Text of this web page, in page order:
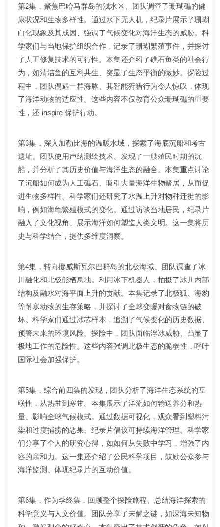
第2集，聚焦巴哈马群岛的浅水区、团队调查了珊瑚礁的健
康状况和生物多样性。通过水下无人机，纪录片展示了珊瑚
白化现象及其成因、强调了气候变化对海洋生态的威胁。科
学家们与当地保护组织合作，记录了珊瑚繁殖事件，并探讨
了人工修复技术的可行性。本集还介绍了礁石鱼类的社会行
为，如清洁鱼的互利共生、突显了生态平衡的微妙。探险过
程中，团队偶遇一群海豚、其智能狩猎行为令人惊叹，体现
了海洋动物的适应性。这些内容不仅教育公众珊瑚礁的重要
性，还 inspire 保护行动。
第3集，深入加勒比海的温暖水域，探索了海底沉船和考古
遗址。团队使用声纳测绘技术、发现了一艘殖民时期的沉
船，并分析了其历史价值与海洋生态的融合。本集重点讨论
了沉船如何成为人工礁石、吸引大量海洋生物聚居，从而促
进生物多样性。科学家们还研究了水温上升对物种迁徙的影
响，例如海龟繁殖模式的变化。通过访谈当地居民，纪录片
融入了文化视角、展示海洋如何塑造人类文明。这一集将历
史与科学结合，提供多维度洞察。
第4集，转向挪威斯瓦尔巴群岛的北极海域、团队调查了冰
川融化和北极熊栖息地。利用冰下机器人，拍摄了冰川内部
结构及融水对海平面上升的贡献。本集记录了北极狐、海豹
等耐寒动物的生存策略，并探讨了全球变暖对食物链的破
坏。科学家们通过冰芯样本，追溯了气候变化的历史数据、
预警未来的环境风险。探险中，团队面临浮冰威胁、凸显了
极地工作的危险性。这些内容强调北极生态的脆弱性，呼吁
国际社会加强保护。
第5集，综合前四集的发现，团队分析了海洋生态系统的互
联性，从热带到寒带。本集展示了洋流如何输送养分和热
量、影响全球气候模式。通过数据可视化，观众看到塑料污
染和过度捕捞的恶果、纪录片倡议可持续海洋管理。科学家
们分享了个人的研究心得，如如何从失败中学习，增强了内
容的亲和力。这一集还介绍了公民科学项目，鼓励公众参与
海洋监测、体现纪录片的互动价值。
第6集，作为季终集，回顾整个探险旅程、总结海洋探索的
科学意义与人文价值。团队分享了未解之谜，如深海未知物